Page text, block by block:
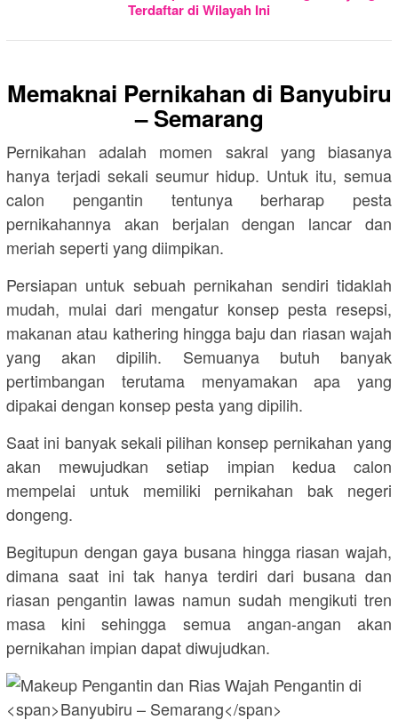
Terdaftar di Wilayah Ini
Memaknai Pernikahan di Banyubiru
– Semarang
Pernikahan adalah momen sakral yang biasanya
hanya terjadi sekali seumur hidup. Untuk itu, semua
calon pengantin tentunya berharap pesta
pernikahannya akan berjalan dengan lancar dan
meriah seperti yang diimpikan.
Persiapan untuk sebuah pernikahan sendiri tidaklah
mudah, mulai dari mengatur konsep pesta resepsi,
makanan atau kathering hingga baju dan riasan wajah
yang akan dipilih. Semuanya butuh banyak
pertimbangan terutama menyamakan apa yang
dipakai dengan konsep pesta yang dipilih.
Saat ini banyak sekali pilihan konsep pernikahan yang
akan mewujudkan setiap impian kedua calon
mempelai untuk memiliki pernikahan bak negeri
dongeng.
Begitupun dengan gaya busana hingga riasan wajah,
dimana saat ini tak hanya terdiri dari busana dan
riasan pengantin lawas namun sudah mengikuti tren
masa kini sehingga semua angan-angan akan
pernikahan impian dapat diwujudkan.